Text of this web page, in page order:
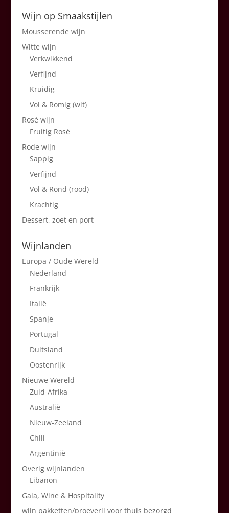
Wijn op Smaakstijlen
Mousserende wijn
Witte wijn
Verkwikkend
Verfijnd
Kruidig
Vol & Romig (wit)
Rosé wijn
Fruitig Rosé
Rode wijn
Sappig
Verfijnd
Vol & Rond (rood)
Krachtig
Dessert, zoet en port
Wijnlanden
Europa / Oude Wereld
Nederland
Frankrijk
Italië
Spanje
Portugal
Duitsland
Oostenrijk
Nieuwe Wereld
Zuid-Afrika
Australië
Nieuw-Zeeland
Chili
Argentinië
Overig wijnlanden
Libanon
Gala, Wine & Hospitality
wijn pakketten/proeverij voor thuis bezorgd